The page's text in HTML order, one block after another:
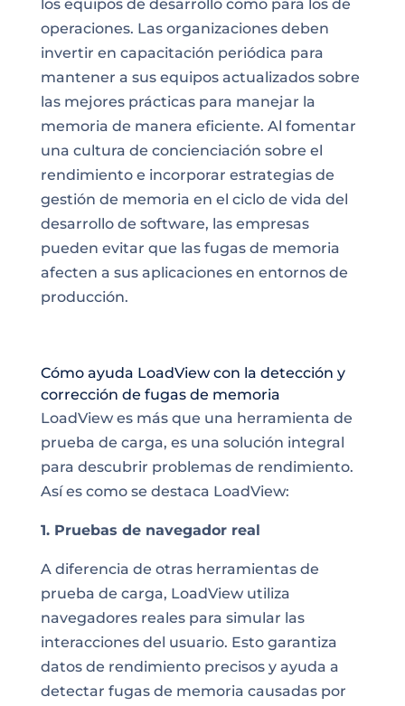
los equipos de desarrollo como para los de
operaciones. Las organizaciones deben
invertir en capacitación periódica para
mantener a sus equipos actualizados sobre
las mejores prácticas para manejar la
memoria de manera eficiente. Al fomentar
una cultura de concienciación sobre el
rendimiento e incorporar estrategias de
gestión de memoria en el ciclo de vida del
desarrollo de software, las empresas
pueden evitar que las fugas de memoria
afecten a sus aplicaciones en entornos de
producción.
Cómo ayuda LoadView con la detección y
corrección de fugas de memoria
LoadView es más que una herramienta de
prueba de carga, es una solución integral
para descubrir problemas de rendimiento.
Así es como se destaca LoadView:
1. Pruebas de navegador real
A diferencia de otras herramientas de
prueba de carga, LoadView utiliza
navegadores reales para simular las
interacciones del usuario. Esto garantiza
datos de rendimiento precisos y ayuda a
detectar fugas de memoria causadas por